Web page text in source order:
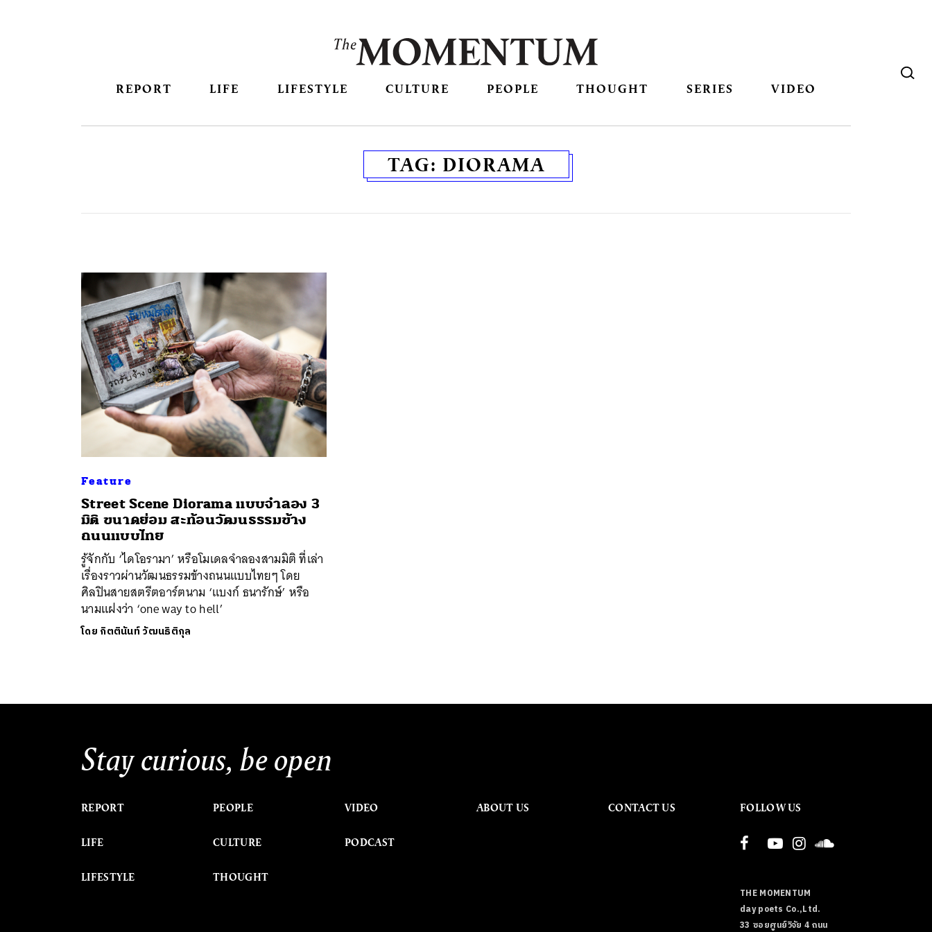
REPORT LIFE LIFESTYLE CULTURE PEOPLE THOUGHT SERIES VIDEO
TAG: DIORAMA
Feature
Street Scene Diorama แบบจำลอง 3
มิติ ขนาดย่อม สะท้อนวัฒนธรรมข้าง
ถนนแบบไทย
รู้จักกับ ‘ไดโอรามา’ หรือโมเดลจำลองสามมิติ ที่เล่า
เรื่องราวผ่านวัฒนธรรมข้างถนนแบบไทยๆ โดย
ศิลปินสายสตรีตอาร์ตนาม ‘แบงก์ ธนารักษ์’ หรือ
นามแฝงว่า ‘one way to hell’
โดย กิตตินันท์ วัฒนธิติกุล
Stay curious, be open
REPORT
LIFE
LIFESTYLE
PEOPLE
CULTURE
THOUGHT
VIDEO
PODCAST
ABOUT US CONTACT US FOLLOW US
THE MOMENTUM
day poets Co.,Ltd.
33 ซอยศูนย์วิจัย 4 ถนน
ค้นหา